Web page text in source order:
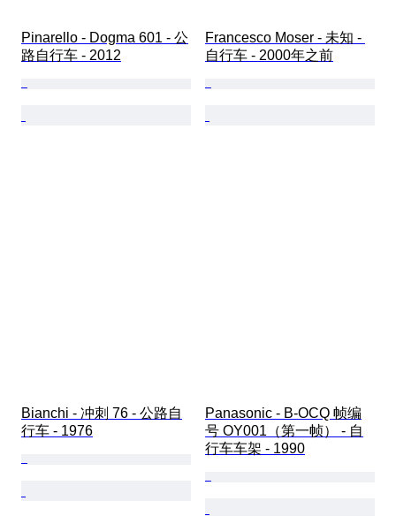
Pinarello - Dogma 601 - 公
路自行车 - 2012
Francesco Moser - 未知 -
自行车 - 2000年之前
Bianchi - 冲刺 76 - 公路自
行车 - 1976
Panasonic - B-OCQ 帧编
号 OY001（第一帧） - 自
行车车架 - 1990